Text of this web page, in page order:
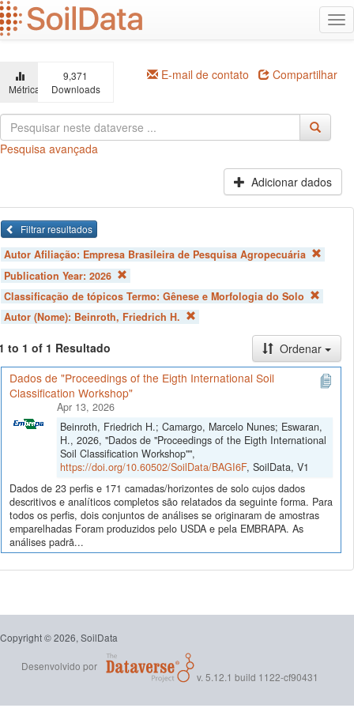
Ir
para
o
principal
Métricas
9,371
Downloads
E-mail de contato Compartilhar
Pesquisa avançada
Adicionar dados
Filtrar resultados
Autor Afiliação: Empresa Brasileira de Pesquisa Agropecuária
Publication Year: 2026
Classificação de tópicos Termo: Gênese e Morfologia do Solo
Autor (Nome): Beinroth, Friedrich H.
to 1 of 1 Resultado
Ordenar
Dados de "Proceedings of the Eigth International Soil
Classification Workshop"
Apr 13, 2026
Beinroth, Friedrich H.; Camargo, Marcelo Nunes; Eswaran,
H., 2026, "Dados de "Proceedings of the Eigth International
Soil Classification Workshop"",
https://doi.org/10.60502/SoilData/BAGI6F, SoilData, V1
Dados de 23 perfis e 171 camadas/horizontes de solo cujos dados
descritivos e analíticos completos são relatados da seguinte forma. Para
todos os perfis, dois conjuntos de análises se originaram de amostras
emparelhadas Foram produzidos pelo USDA e pela EMBRAPA. As
análises padrã...
Copyright © 2026, SoilData
Desenvolvido por
v. 5.12.1 build 1122-cf90431